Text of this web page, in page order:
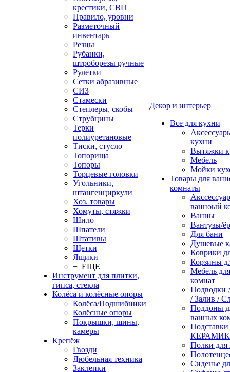
крестики, СВП
Правило, уровни
Разметочный
инвентарь
Резцы
Рубанки,
штроборезы ручные
Рулетки
Сетки абразивные
СИЗ
Стамески
Степлеры, скобы
Струбцины
Терки
полиуретановые
Тиски, стусло
Топорища
Топоры
Торцевые головки
Угольники,
штангенциркули
Хоз. товары
Хомуты, стяжки
Шило
Шпатели
Штативы
Щетки
Ящики
+ ЕЩЕ
Инструмент для плитки,
гипса, стекла
Колёса и колёсные опоры
Колёса/Подшибники
Колёсные опоры
Покрышки, шины,
камеры
Крепёж
Гвозди
Дюбельная техника
Заклепки
Декор и интерьер
Все для кухни
кухни
Вытяжки
Мебель
Мойки
Товары для
комнаты
ванноый
Ванны
Вантузы/
Для бани
Душевые
Коврики
Корзины
Мебель
комнат
Подводки
/ Залив /
Поддоны
ванных
Полки для
Сиденье